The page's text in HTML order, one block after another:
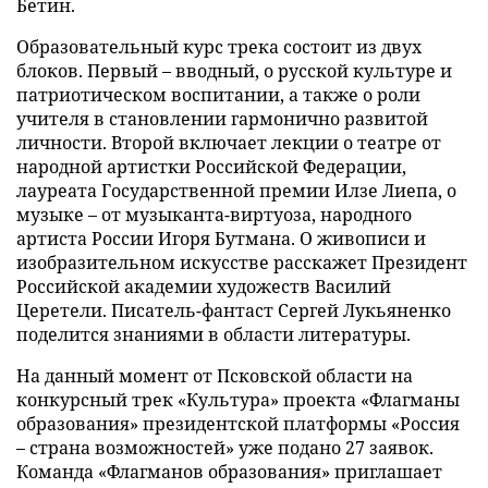
Бетин.
Образовательный курс трека состоит из двух
блоков. Первый – вводный, о русской культуре и
патриотическом воспитании, а также о роли
учителя в становлении гармонично развитой
личности. Второй включает лекции о театре от
народной артистки Российской Федерации,
лауреата Государственной премии Илзе Лиепа, о
музыке – от музыканта-виртуоза, народного
артиста России Игоря Бутмана. О живописи и
изобразительном искусстве расскажет Президент
Российской академии художеств Василий
Церетели. Писатель-фантаст Сергей Лукьяненко
поделится знаниями в области литературы.
На данный момент от Псковской области на
конкурсный трек «Культура» проекта «Флагманы
образования» президентской платформы «Россия
– страна возможностей» уже подано 27 заявок.
Команда «Флагманов образования» приглашает